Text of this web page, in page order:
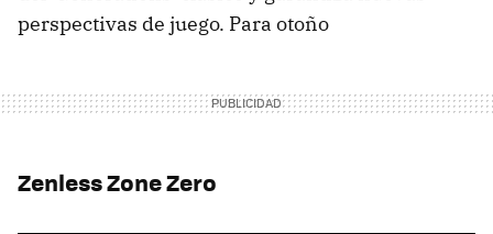
perspectivas de juego. Para otoño
Zenless Zone Zero